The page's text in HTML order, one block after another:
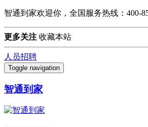
智通到家欢迎你，全国服务热线：400-
更多关注 收藏本站
人员招聘
Toggle navigation
智通到家